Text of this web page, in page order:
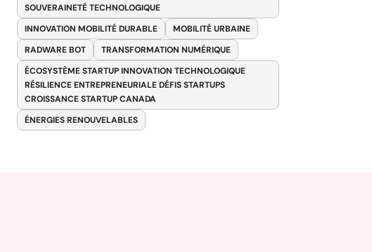
SOUVERAINETÉ TECHNOLOGIQUE
INNOVATION MOBILITÉ DURABLE
MOBILITÉ URBAINE
RADWARE BOT
TRANSFORMATION NUMÉRIQUE
ÉCOSYSTÈME STARTUP INNOVATION TECHNOLOGIQUE
RÉSILIENCE ENTREPRENEURIALE DÉFIS STARTUPS
CROISSANCE STARTUP CANADA
ÉNERGIES RENOUVELABLES